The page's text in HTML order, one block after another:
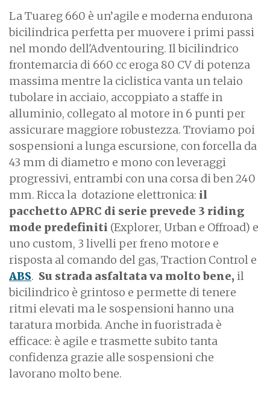
LaTuareg 660 è un’agile e moderna endurona
bicilindrica perfetta per muovere i primi passi
nel mondo dell'Adventouring. Il bicilindrico
frontemarcia di 660 cc eroga 80 CV di potenza
massima mentre la ciclistica vanta un telaio
tubolare in acciaio, accoppiato a staffe in
alluminio, collegato al motore in 6 punti per
assicurare maggiore robustezza. Troviamo poi
sospensioni a lunga escursione, con forcella da
43 mm di diametro e mono con leveraggi
progressivi, entrambi con una corsa di ben 240
mm. Ricca la dotazione elettronica: il
pacchetto APRC di serie prevede 3 riding
mode predefiniti (Explorer, Urban e Offroad) e
uno custom, 3 livelli per freno motore e
risposta al comando del gas, Traction Control e
ABS. Su strada asfaltata va molto bene,il
bicilindrico è grintoso e permette di tenere
ritmi elevati ma le sospensioni hanno una
taratura morbida. Anche in fuoristrada è
efficace: è agile e trasmette subito tanta
confidenza grazie alle sospensioni che
lavorano molto bene.